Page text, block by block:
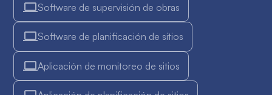
Software de supervisión de obras
Software de planificación de sitios
Aplicación de monitoreo de sitios